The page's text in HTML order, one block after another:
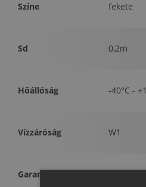
Színe fekete
Sd 0,2m
Hőállóság -40°C -
Vízzáróság W1
Garancia